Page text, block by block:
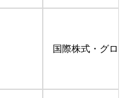
国際株式・グロ